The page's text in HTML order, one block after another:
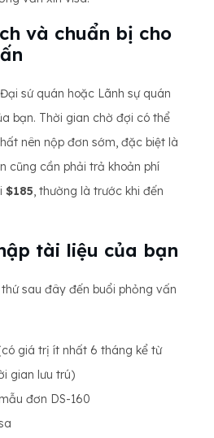
và chuẩn bị cho
sứ quán hoặc Lãnh sự quán
bạn. Thời gian chờ đợi có thể
nên nộp đơn sớm, đặc biệt là
cũng cần phải trả khoản phí
$185, thường là trước khi đến
tài liệu của bạn
sau đây đến buổi phỏng vấn
giá trị ít nhất 6 tháng kể từ
gian lưu trú)
đơn DS-160